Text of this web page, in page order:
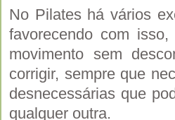
No Pilates há vários
favorecendo com
movimento sem
corrigir, sempre que
desnecessárias que
qualquer outra.